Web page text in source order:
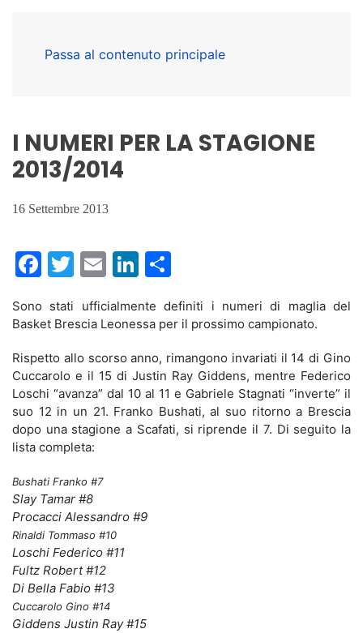
Passa al contenuto principale
I NUMERI PER LA STAGIONE
2013/2014
16 Settembre 2013
Facebook
Twitter
EmailLinkedIn
Sono stati ufficialmente definiti i numeri di maglia del
Basket Brescia Leonessa per il prossimo campionato.
Rispetto allo scorso anno, rimangono invariati il 14 di Gino
Cuccarolo e il 15 di Justin Ray Giddens, mentre Federico
Loschi “avanza” dal 10 al 11 e Gabriele Stagnati “inverte” il
suo 12 in un 21. Franko Bushati, al suo ritorno a Brescia
dopo una stagione a Scafati, si riprende il 7. Di seguito la
lista completa:
Bushati Franko #7
Slay Tamar #8
Procacci Alessandro #9
Rinaldi Tommaso #10
Loschi Federico #11
Fultz Robert #12
Di Bella Fabio #13
Cuccarolo Gino #14
Giddens Justin Ray #15